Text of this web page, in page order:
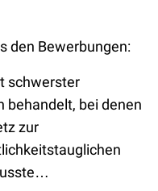
den Bewerbungen:
schwerster
behandelt, bei denen
zur